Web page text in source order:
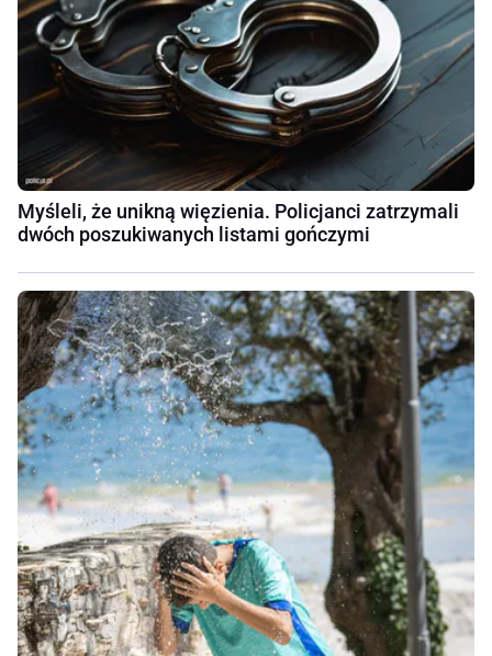
Myśleli, że unikną więzienia. Policjanci zatrzymali
dwóch poszukiwanych listami gończymi